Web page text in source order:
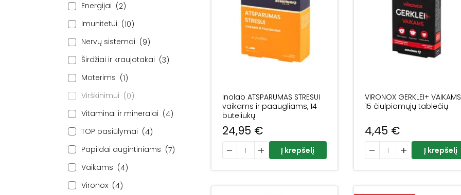
Energijai
2
Imunitetui
10
Nervų sistemai
9
Širdžiai ir kraujotakai
3
Moterims
1
Virškinimui
0
Vitaminai ir mineralai
4
TOP pasiūlymai
4
Papildai augintiniams
7
Vaikams
4
Vironox
4
Inolab ATSPARUMAS STRESUI
vaikams ir paaugliams, 14
buteliukų
24,95 €
produkto kiekis: Inolab ATSPARUMAS STRESUI vaikams ir
Į krepšelį
VIRONOX GERKLEI+ VAIKAMS
15 čiulpiamųjų tablečių
4,45 €
produkto kiekis: VIRONOX
Į krepšelį